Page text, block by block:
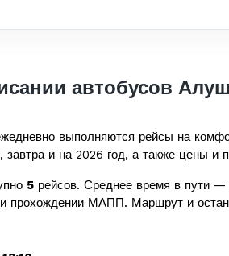
автобусов
выполняются рейсы на
завтра и на 2026 год, а также цены и
5 рейсов. Среднее время в пути —
прохождении МАПП. Маршрут и